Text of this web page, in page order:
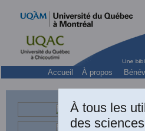
Accueil À propos
À tous les
des